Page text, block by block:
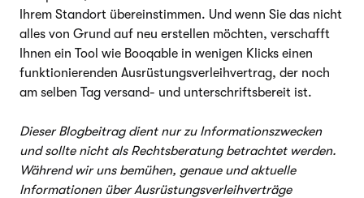
Ihrem Standort übereinstimmen. Und wenn Sie das nicht
alles von Grund auf neu erstellen möchten, verschafft
Ihnen ein Tool wie Booqable in wenigen Klicks einen
funktionierenden Ausrüstungsverleihvertrag, der noch
am selben Tag versand- und unterschriftsbereit ist.
Dieser Blogbeitrag dient nur zu Informationszwecken
und sollte nicht als Rechtsberatung betrachtet werden.
Während wir uns bemühen, genaue und aktuelle
Informationen über Ausrüstungsverleihverträge